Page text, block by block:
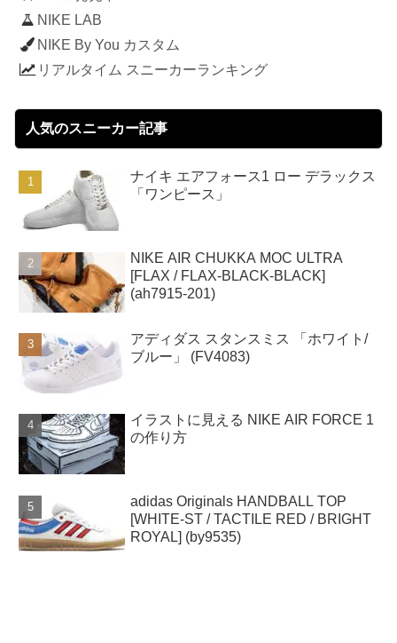
NIKE LAB
NIKE By You カスタム
リアルタイム スニーカーランキング
人気のスニーカー記事
ナイキ エアフォース1 ロー デラックス
「ワンピース」
NIKE AIR CHUKKA MOC ULTRA
[FLAX / FLAX-BLACK-BLACK]
(ah7915-201)
アディダス スタンスミス 「ホワイト/
ブルー」 (FV4083)
イラストに見える NIKE AIR FORCE 1
の作り方
adidas Originals HANDBALL TOP
[WHITE-ST / TACTILE RED / BRIGHT
ROYAL] (by9535)